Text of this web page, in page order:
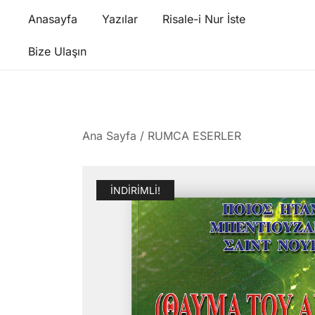
content
Anasayfa Yazılar Risale-i Nur İste
Bize Ulaşın
Ana Sayfa / RUMCA ESERLER
İNDIRIMLI!